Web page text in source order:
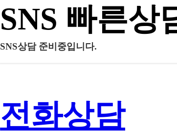
SNS 빠른상
SNS상담 준비중입니다.
전화상담